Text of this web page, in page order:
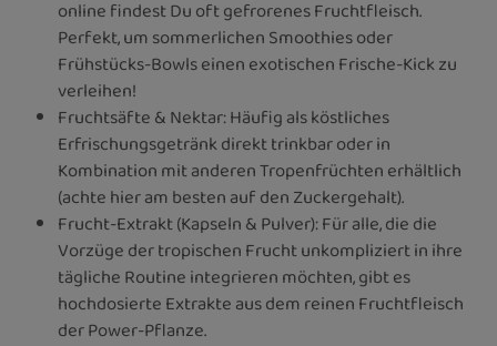
online findest Du oft gefrorenes Fruchtfleisch.
Perfekt, um sommerlichen Smoothies oder
Frühstücks-Bowls einen exotischen Frische-Kick zu
verleihen!
Fruchtsäfte & Nektar: Häufig als köstliches
Erfrischungsgetränk direkt trinkbar oder in
Kombination mit anderen Tropenfrüchten erhältlich
(achte hier am besten auf den Zuckergehalt).
Frucht-Extrakt (Kapseln & Pulver): Für alle, die die
Vorzüge der tropischen Frucht unkompliziert in ihre
tägliche Routine integrieren möchten, gibt es
hochdosierte Extrakte aus dem reinen Fruchtfleisch
der Power-Pflanze.